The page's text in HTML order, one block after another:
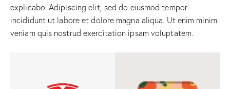
explicabo. Adipiscing elit, sed do eiusmod tempor
incididunt ut labore et dolore magna aliqua. Ut enim minim
veniam quis nostrud exercitation ipsam voluptatem.